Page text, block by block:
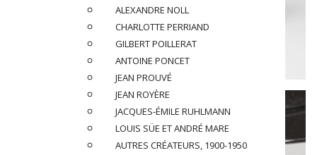
ALEXANDRE NOLL
CHARLOTTE PERRIAND
GILBERT POILLERAT
ANTOINE PONCET
JEAN PROUVÉ
JEAN ROYÈRE
JACQUES-ÉMILE RUHLMANN
LOUIS SÜE ET ANDRÉ MARE
AUTRES CRÉATEURS, 1900-1950